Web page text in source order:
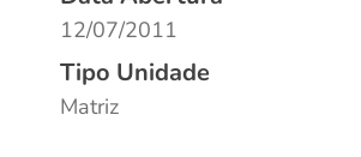
12/07/2011
Tipo Unidade
Matriz